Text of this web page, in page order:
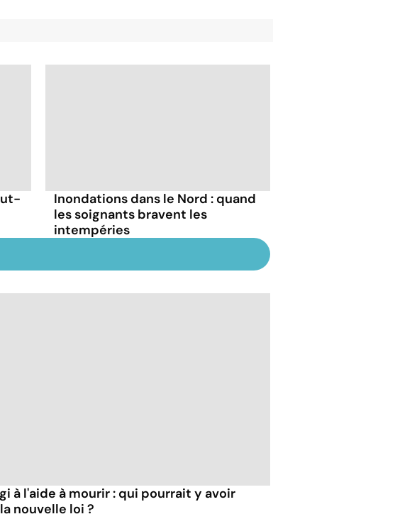
Inondations dans le Nord : quand
les soignants bravent les
intempéries
à l'aide à mourir : qui pourrait y avoir
nouvelle loi ?